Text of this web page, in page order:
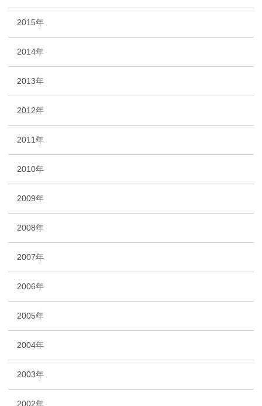
2015年
2014年
2013年
2012年
2011年
2010年
2009年
2008年
2007年
2006年
2005年
2004年
2003年
2002年